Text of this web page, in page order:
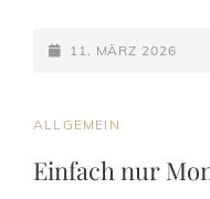
POSTED-
11. MÄRZ 2026
CAT
ALLGEMEIN
Einfach nur